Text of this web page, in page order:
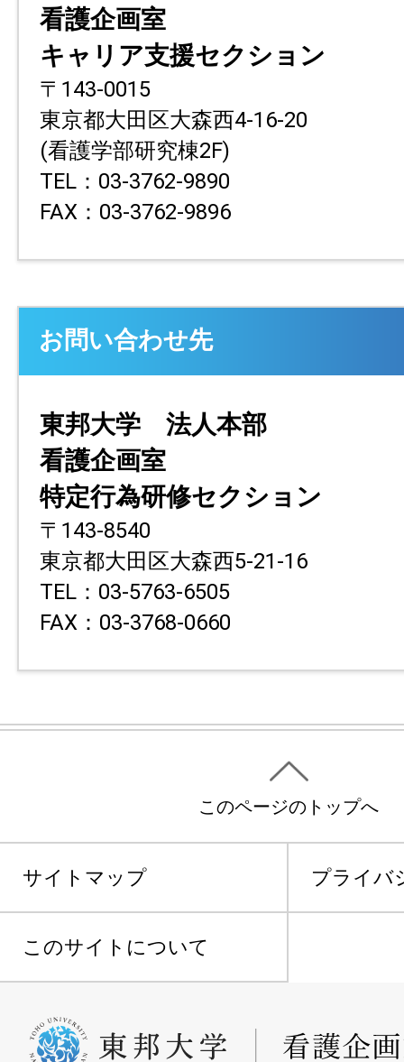
看護企画室
キャリア支援セクション
〒143-0015
東京都大田区大森西4-16-20
(看護学部研究棟2F)
TEL：03-3762-9890
FAX：03-3762-9896
お問い合わせ先
東邦大学 法人本部
看護企画室
特定行為研修セクション
〒143-8540
東京都大田区大森西5-21-16
TEL：03-5763-6505
FAX：03-3768-0660
このページのトップへ
サイトマップ プライバ
このサイトについて